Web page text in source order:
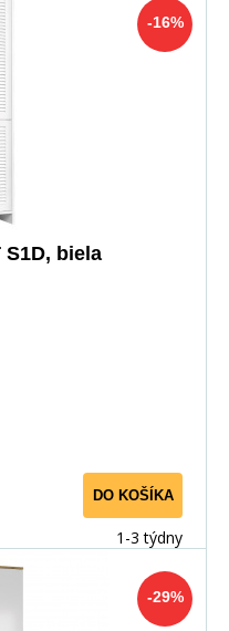
-16%
S1D, biela
DO KOŠÍKA
1-3 týdny
-29%